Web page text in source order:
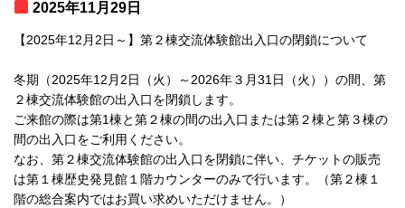
2025年11月29日
【2025年12月2日～】第２棟交流体験館出入口の閉鎖について
冬期（2025年12月2日（火）～2026年３月31日（火））の間、第
２棟交流体験館の出入口を閉鎖します。
ご来館の際は第1棟と第２棟の間の出入口または第２棟と第３棟の
間の出入口をご利用ください。
なお、第２棟交流体験館の出入口を閉鎖に伴い、チケットの販売
は第１棟歴史発見館１階カウンターのみで行います。（第２棟１
階の総合案内ではお買い求めいただけません。）